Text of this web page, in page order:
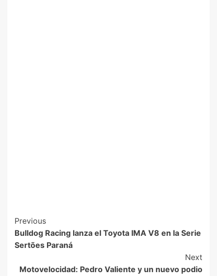
Previous
Bulldog Racing lanza el Toyota IMA V8 en la Serie
Sertões Paraná
Next
Motovelocidad: Pedro Valiente y un nuevo podio